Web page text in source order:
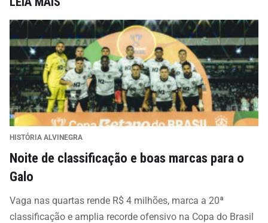
HISTÓRIA ALVINEGRA
Noite de classificação e boas marcas para o
Galo
Vaga nas quartas rende R$ 4 milhões, marca a 20ª
classificação e amplia recorde ofensivo na Copa do Brasil